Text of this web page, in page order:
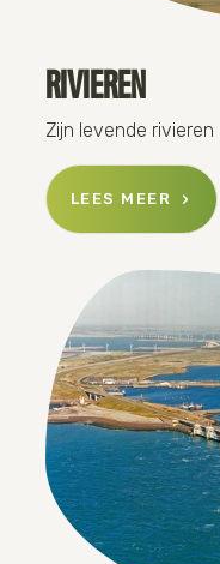
RIVIEREN
Zijn levende
LEES MEER